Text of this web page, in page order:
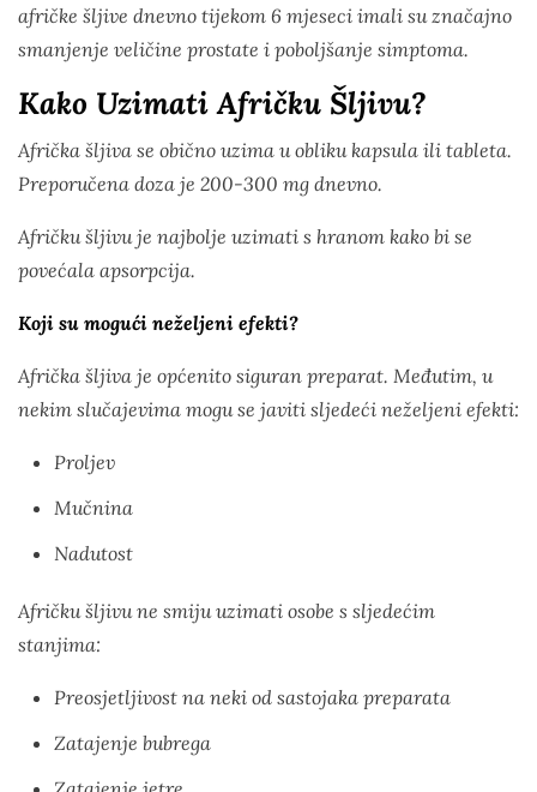
afričke šljive dnevno tijekom 6 mjeseci imali su značajno
smanjenje veličine prostate i poboljšanje simptoma.
Kako Uzimati Afričku Šljivu?
Afrička šljiva se obično uzima u obliku kapsula ili tableta.
Preporučena doza je 200-300 mg dnevno.
Afričku šljivu je najbolje uzimati s hranom kako bi se
povećala apsorpcija.
Koji su mogući neželjeni efekti?
Afrička šljiva je općenito siguran preparat. Međutim, u
nekim slučajevima mogu se javiti sljedeći neželjeni efekti:
Proljev
Mučnina
Nadutost
Afričku šljivu ne smiju uzimati osobe s sljedećim
stanjima:
Preosjetljivost na neki od sastojaka preparata
Zatajenje bubrega